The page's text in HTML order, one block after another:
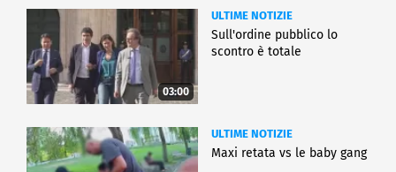
03:00
ULTIME NOTIZIE
Sull'ordine pubblico lo
scontro è totale
ULTIME NOTIZIE
Maxi retata vs le baby gang